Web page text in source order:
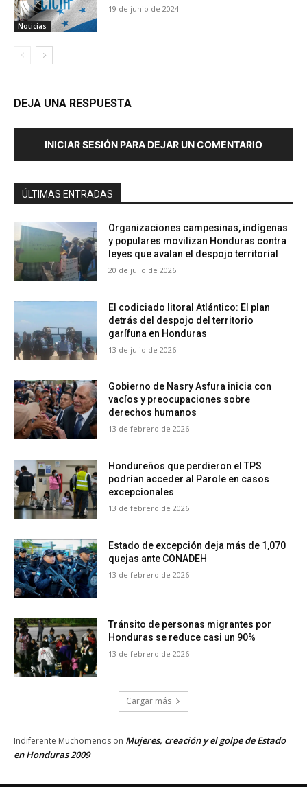
Noticias
19 de junio de 2024
DEJA UNA RESPUESTA
INICIAR SESIÓN PARA DEJAR UN COMENTARIO
ÚLTIMAS ENTRADAS
Organizaciones campesinas, indígenas
y populares movilizan Honduras contra
leyes que avalan el despojo territorial
20 de julio de 2026
El codiciado litoral Atlántico: El plan
detrás del despojo del territorio
garífuna en Honduras
13 de julio de 2026
Gobierno de Nasry Asfura inicia con
vacíos y preocupaciones sobre
derechos humanos
13 de febrero de 2026
Hondureños que perdieron el TPS
podrían acceder al Parole en casos
excepcionales
13 de febrero de 2026
Estado de excepción deja más de 1,070
quejas ante CONADEH
13 de febrero de 2026
Tránsito de personas migrantes por
Honduras se reduce casi un 90%
13 de febrero de 2026
Cargar más
Indiferente Muchomenos on Mujeres, creación y el golpe de Estado
en Honduras 2009